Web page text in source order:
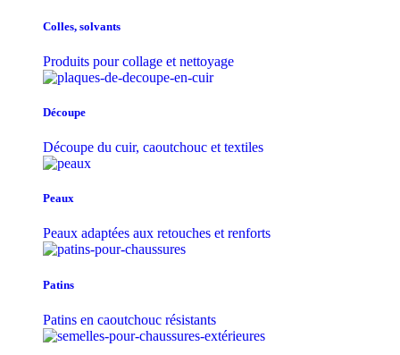
Colles, solvants
Produits pour collage et nettoyage
Découpe
Découpe du cuir, caoutchouc et textiles
Peaux
Peaux adaptées aux retouches et renforts
Patins
Patins en caoutchouc résistants